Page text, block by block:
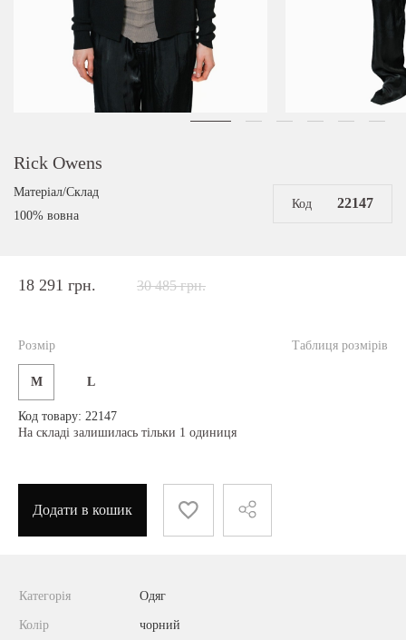
Rick Owens
Матеріал/Склад
100% вовна
Код 22147
18 291 грн. 30 485 грн.
Таблиця розмірів
Розмір
M L
Код товару: 22147
На складі залишилась тільки 1 одиниця
Додати в кошик
Категорія Одяг
Колір чорний